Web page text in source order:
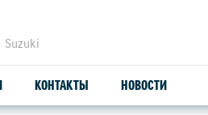
КОНТАКТЫ НОВОСТИ